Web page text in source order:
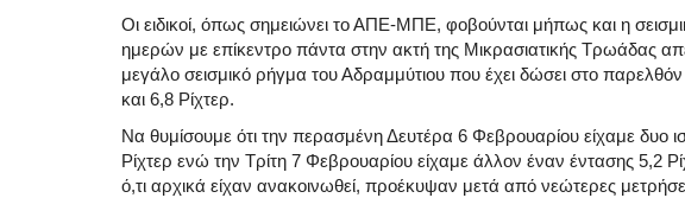
Οι ειδικοί, όπως σημειώνει το ΑΠΕ-ΜΠΕ, φοβούνται μήπως και η
ημερών με επίκεντρο πάντα στην ακτή της Μικρασιατικής Τρωάδας
μεγάλο σεισμικό ρήγμα του Αδραμμύτιου που έχει δώσει στο
και 6,8 Ρίχτερ.
Να θυμίσουμε ότι την περασμένη Δευτέρα 6 Φεβρουαρίου είχαμε δυο
Ρίχτερ ενώ την Τρίτη 7 Φεβρουαρίου είχαμε άλλον έναν έντασης 5,2
ό,τι αρχικά είχαν ανακοινωθεί, προέκυψαν μετά από νεώτερες